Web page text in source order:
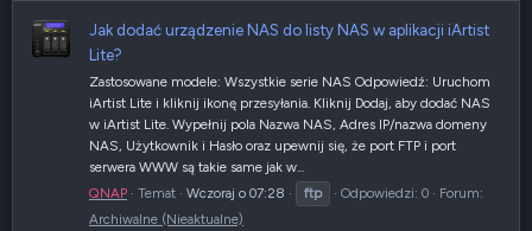
Jak dodać urządzenie NAS do listy NAS w aplikacji iArtist
Lite?
Zastosowane modele: Wszystkie serie NAS Odpowiedź: Uruchom
iArtist Lite i kliknij ikonę przesyłania. Kliknij Dodaj, aby dodać NAS
w iArtist Lite. Wypełnij pola Nazwa NAS, Adres IP/nazwa domeny
NAS, Użytkownik i Hasło oraz upewnij się, że port FTP i port
serwera WWW są takie same jak w...
QNAP
Temat Wczoraj o 07:28 ftp Odpowiedzi: 0
Forum:
Archiwalne (Nieaktualne)